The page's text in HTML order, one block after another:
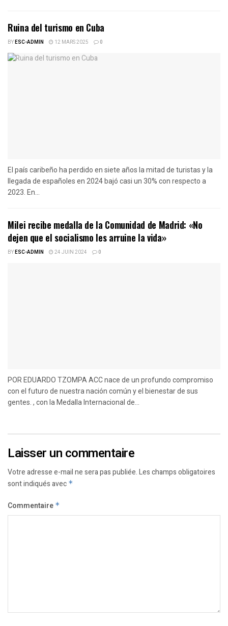
Ruina del turismo en Cuba
BYESC-ADMIN 12 MARS 2025 0
El país caribeño ha perdido en siete años la mitad de turistas y la
llegada de españoles en 2024 bajó casi un 30% con respecto a
2023. En...
Milei recibe medalla de la Comunidad de Madrid: «No
dejen que el socialismo les arruine la vida»
BYESC-ADMIN 24 JUIN 2024 0
POR EDUARDO TZOMPA ACC nace de un profundo compromiso
con el futuro de nuestra nación común y el bienestar de sus
gentes. , con la Medalla Internacional de...
Laisser un commentaire
Votre adresse e-mail ne sera pas publiée.Les champs obligatoires
sont indiqués avec *
Commentaire *